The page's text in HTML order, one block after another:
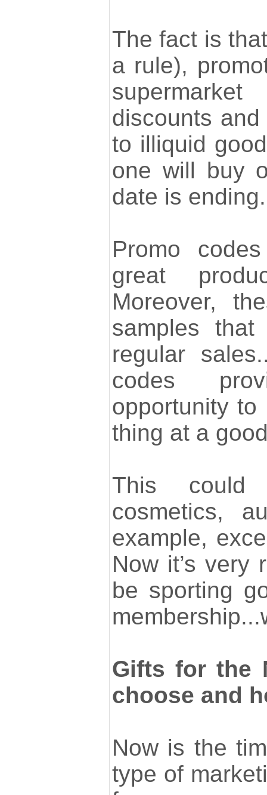
The fact is
a rule),
discounts
to illiquid
one will buy
date is ending.
Promo
great
Moreover,
samples
regular
codes
opportunity to
thing at a
This
cosmetics,
example,
Now it’s very
be sporting
Gifts for the
choose and
Now is the
type of